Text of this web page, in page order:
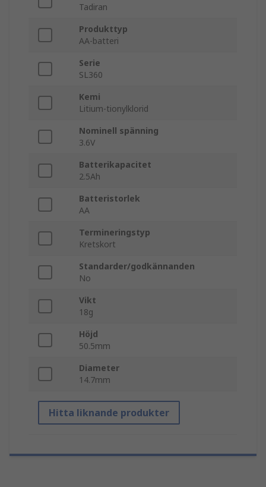
Tadiran
Produkttyp
AA-batteri
Serie
SL360
Kemi
Litium-tionylklorid
Nominell spänning
3.6V
Batterikapacitet
2.5Ah
Batteristorlek
AA
Termineringstyp
Kretskort
Standarder/godkännanden
No
Vikt
18g
Höjd
50.5mm
Diameter
14.7mm
Hitta liknande produkter